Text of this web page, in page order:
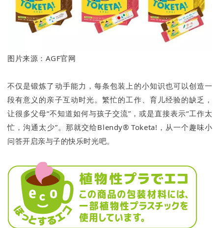
图片来源：AGF官网
不仅是锻炼了动手能力，每条包装上的小知识也可以创造一
段有意义的亲子互动时光。繁忙的工作、育儿经验的缺乏，
让很多父母“不知道如何与孩子交流”，或是直接表示“工作太
忙，沟通太少”。那就交给Blendy® Toketa!，从一个趣味小
问答开启亲与子的快乐时光吧。